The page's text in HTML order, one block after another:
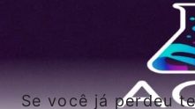
Se você já perdeu